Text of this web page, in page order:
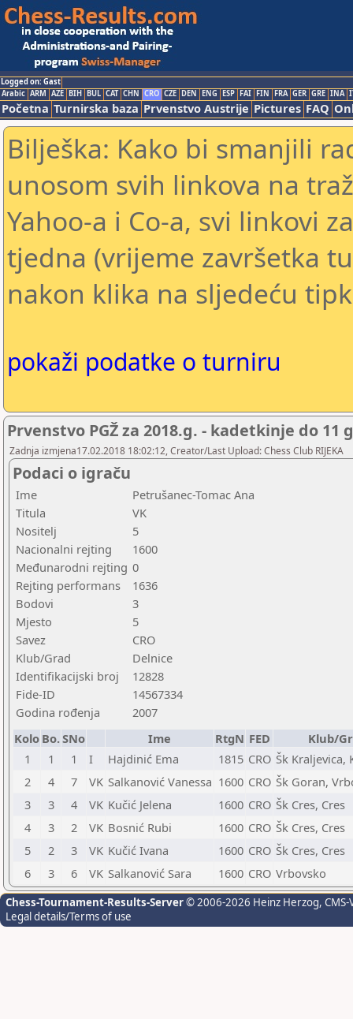
Logged on: Gast
Arabic ARM AZE BIH BUL CAT CHN CRO CZE DEN ENG ESP FAI FIN FRA GER GRE INA
Početna Turnirska baza Prvenstvo Austrije Pictures FAQ
Bilješka: Kako bi smanjili
unosom svih linkova na
Yahoo-a i Co-a, svi linkovi
tjedna (vrijeme završetka
nakon klika na sljedeću
pokaži podatke o turniru
Prvenstvo PGŽ za 2018.g. - kadetkinje do 11
Zadnja izmjena17.02.2018 18:02:12, Creator/Last Upload: Chess Club RIJEKA
Podaci o igraču
Ime
Petrušanec-Tomac Ana
Titula
VK
Nositelj
5
Nacionalni rejting
1600
Međunarodni rejting 0
Rejting performans
1636
Bodovi
3
Mjesto
5
Savez
CRO
Klub/Grad
Delnice
Identifikacijski broj
12828
Fide-ID
14567334
Godina rođenja
2007
Kolo Bo.SNo Ime RtgN FED
Klub/
1
1 1 I Hajdinić Ema 1815 CRO Šk Kraljevica,
2
4 7 VK Salkanović Vanessa 1600 CRO Šk Goran,
3
3 4 VK Kučić Jelena 1600 CRO Šk Cres, Cres
4
3 2 VK Bosnić Rubi 1600 CRO Šk Cres, Cres
5
2 3 VK Kučić Ivana 1600 CRO Šk Cres, Cres
6
3 6 VK Salkanović Sara 1600 CRO Vrbovsko
Chess-Tournament-Results-Server© 2006-2026 Heinz Herzog,
Legal details/Terms of use